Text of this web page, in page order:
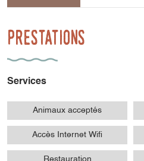
Prestations
Services
Animaux acceptés
Accès Internet Wifi